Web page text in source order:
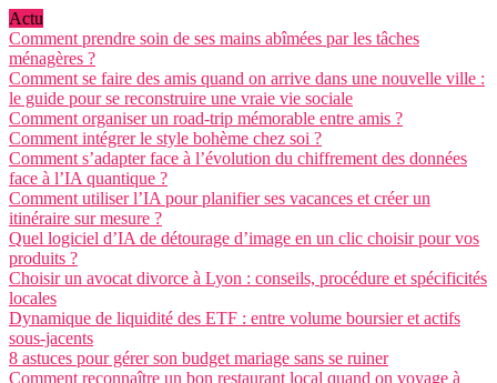
Actu
Comment prendre soin de ses mains abîmées par les tâches
ménagères ?
Comment se faire des amis quand on arrive dans une nouvelle ville :
le guide pour se reconstruire une vraie vie sociale
Comment organiser un road-trip mémorable entre amis ?
Comment intégrer le style bohème chez soi ?
Comment s’adapter face à l’évolution du chiffrement des données
face à l’IA quantique ?
Comment utiliser l’IA pour planifier ses vacances et créer un
itinéraire sur mesure ?
Quel logiciel d’IA de détourage d’image en un clic choisir pour vos
produits ?
Choisir un avocat divorce à Lyon : conseils, procédure et spécificités
locales
Dynamique de liquidité des ETF : entre volume boursier et actifs
sous-jacents
8 astuces pour gérer son budget mariage sans se ruiner
Comment reconnaître un bon restaurant local quand on voyage à